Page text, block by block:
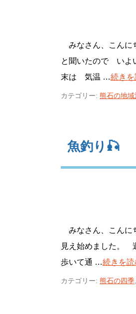
みなさん、こん
と聞いたので いよ
末は 気温 …続きを
カテゴリー: 熊石の地域
魚釣り🎣
みなさん、こん
見え始めました。
歩いて通 …続きを読
カテゴリー: 熊石の四季